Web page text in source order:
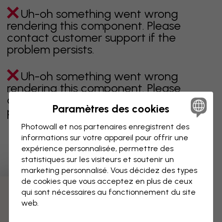
Uh-oh something went wrong
rendering this component. Please
contact customer support if the
problem persists.
Uh-oh something went wrong
rendering this component. Please
contact customer support if the
problem persists.
Page 1 sur 3 pages
Découvrez plus de catégories
Paramètres des cookies
Photowall et nos partenaires enregistrent des
informations sur votre appareil pour offrir une
expérience personnalisée, permettre des
statistiques sur les visiteurs et soutenir un
marketing personnalisé. Vous décidez des types
de cookies que vous acceptez en plus de ceux
qui sont nécessaires au fonctionnement du site
web.